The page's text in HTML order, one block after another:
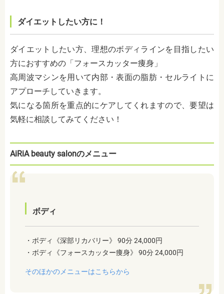
ダイエットしたい方に！
ダイエットしたい方、理想のボディラインを目指したい
方におすすめの「フォースカッター痩身」
高周波マシンを用いて内部・表面の脂肪・セルライトに
アプローチしていきます。
気になる箇所を重点的にケアしてくれますので、要望は
気軽に相談してみてください！
AiRiA beauty salonのメニュー
ボディ
・ボディ《深部リカバリー》 90分 24,000円
・ボディ《フォースカッター痩身》 90分 24,000円
そのほかのメニューはこちらから